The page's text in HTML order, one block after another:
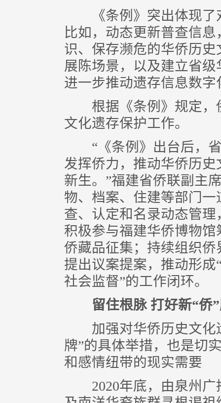
《条例》突出体现了
比如，动态更新普查信
识、保存濒危的华侨历
展陈场景，以及建立省
进一步推动遗存信息数
根据《条例》规定，
文化遗存保护工作。
“《条例》出台后，省
发挥侨力，推动华侨历
新生。”福建省侨联副主
物、档案、住建等部门
查、认定和名录动态管
积极参与福建华侨博物
侨藏品征集；持续组织
提出议案提案，推动形
社会监督”的工作闭环。
留住根脉 打好新“侨
加强对华侨历史文化
牌”的具体举措，也是切
和感情纽带的现实需要
2020年底，由泉州广